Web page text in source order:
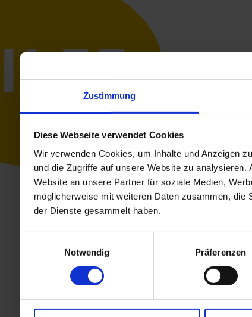
Zustimmung
Diese Webseite verwendet Cookies
Wir verwenden Cookies, um Inhalte und Anzeigen
und die Zugriffe auf unsere Website zu
Website an unsere Partner für soziale Medien,
möglicherweise mit weiteren Daten zusammen, die
der Dienste gesammelt haben.
Notwendig
Präferenzen